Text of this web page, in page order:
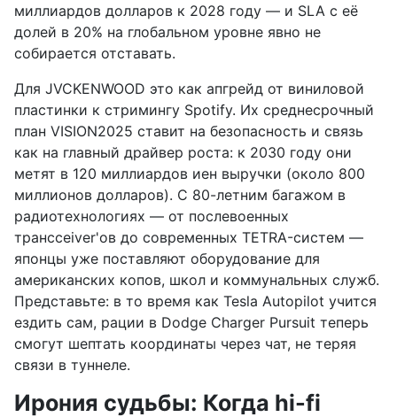
миллиардов долларов к 2028 году — и SLA с её
долей в 20% на глобальном уровне явно не
собирается отставать.
Для JVCKENWOOD это как апгрейд от виниловой
пластинки к стримингу Spotify. Их среднесрочный
план VISION2025 ставит на безопасность и связь
как на главный драйвер роста: к 2030 году они
метят в 120 миллиардов иен выручки (около 800
миллионов долларов). С 80-летним багажом в
радиотехнологиях — от послевоенных
трансceiver'ов до современных TETRA-систем —
японцы уже поставляют оборудование для
американских копов, школ и коммунальных служб.
Представьте: в то время как Tesla Autopilot учится
ездить сам, рации в Dodge Charger Pursuit теперь
смогут шептать координаты через чат, не теряя
связи в туннеле.
Ирония судьбы: Когда hi-fi